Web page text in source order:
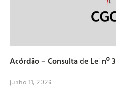
Acórdão – Consulta de Lei nº
junho 11, 2026